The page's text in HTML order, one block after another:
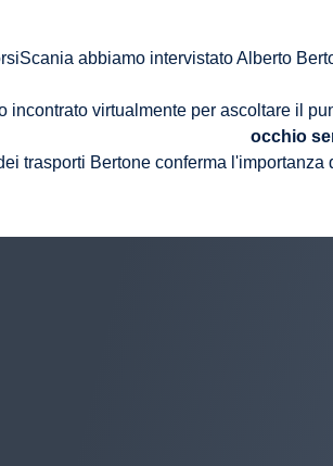
abbiamo intervistato Alberto
incontrato virtualmente per ascoltare il
occhio
trasporti Bertone conferma